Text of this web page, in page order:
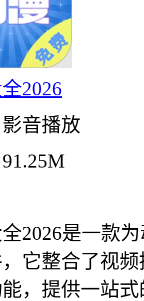
2026
影音播放
91.25M
2026是一款
它整合了视
，提供一站